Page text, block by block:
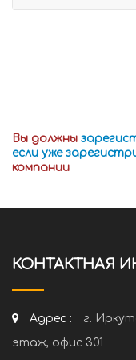
Вы должны
если уже
компании
КОНТАКТНАЯ
Адрес :
г.
этаж, офис 301